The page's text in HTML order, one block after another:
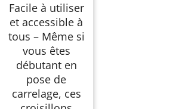
Facile à utiliser
et accessible à
tous – Même si
vous êtes
débutant en
pose de
carrelage, ces